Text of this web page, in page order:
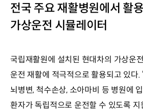
전국 주요 재활병원에서 활
가상운전 시뮬레이터
국립재활원에 설치된 현대차의 가상운
운전 재활에 적극적으로 활용되고 있다.
뇌병변, 척수손상, 소아마비 등 병원에
환자가 독립적으로 운전할 수 있도록